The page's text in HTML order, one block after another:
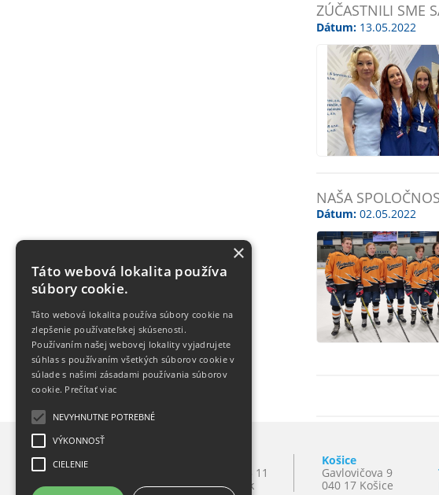
ZÚČASTNILI SME
Dátum: 13.05.2022
NAŠA
Dátum: 02.05.2022
Bratislava
821 09 Bratislava
+421 2 501 065 11
E: lynxba@lynx.sk
Košice
Gavlovičova 9
040 17 Košice
×
Táto webová lokalita používa
súbory cookie.
Táto webová lokalita používa súbory cookie na
zlepšenie používateľskej skúsenosti.
Používaním našej webovej lokality vyjadrujete
súhlas s používaním všetkých súborov cookie v
súlade s našimi zásadami používania súborov
cookie. Prečítať viac
NEVYHNUTNE POTREBNÉ
VÝKONNOSŤ
CIELENIE